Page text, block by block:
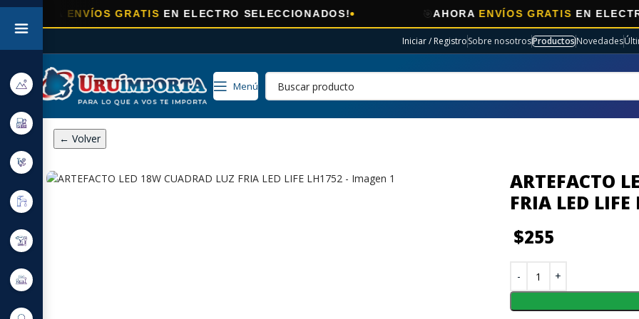
ENVÍOS GRATISEN ELECTRO SELECCIONADOS! AHORAENVÍOS GRATISEN ELECTRO
Iniciar / RegistroSobre nosotrosProductosNovedades
Menú
← Volver
ARTEFACTO
FRIA LED
$255